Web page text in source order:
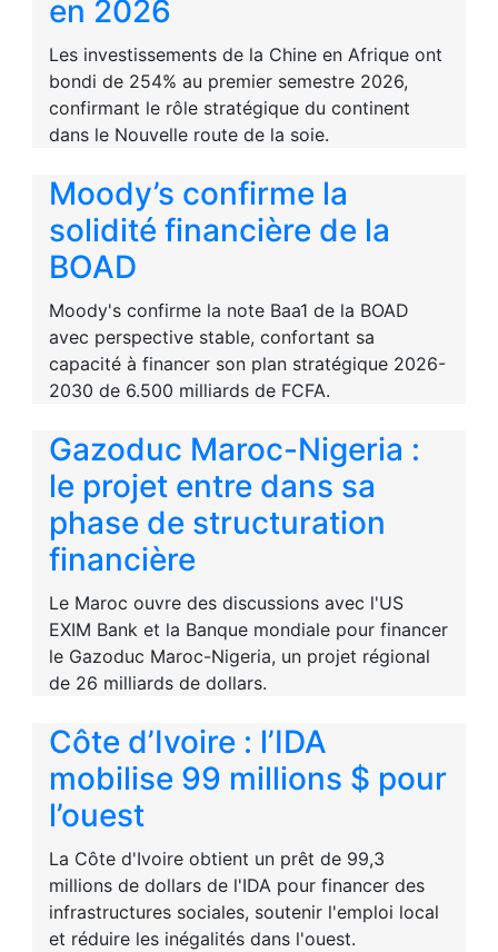
en 2026
Les investissements de la Chine en Afrique ont
bondi de 254% au premier semestre 2026,
confirmant le rôle stratégique du continent
dans le Nouvelle route de la soie.
Moody’s confirme la
solidité financière de la
BOAD
Moody's confirme la note Baa1 de la BOAD
avec perspective stable, confortant sa
capacité à financer son plan stratégique 2026-
2030 de 6.500 milliards de FCFA.
Gazoduc Maroc-Nigeria :
le projet entre dans sa
phase de structuration
financière
Le Maroc ouvre des discussions avec l'US
EXIM Bank et la Banque mondiale pour financer
le Gazoduc Maroc-Nigeria, un projet régional
de 26 milliards de dollars.
Côte d’Ivoire : l’IDA
mobilise 99 millions $ pour
l’ouest
La Côte d'Ivoire obtient un prêt de 99,3
millions de dollars de l'IDA pour financer des
infrastructures sociales, soutenir l'emploi local
et réduire les inégalités dans l'ouest.